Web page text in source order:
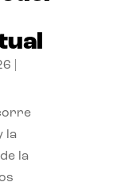
la
la